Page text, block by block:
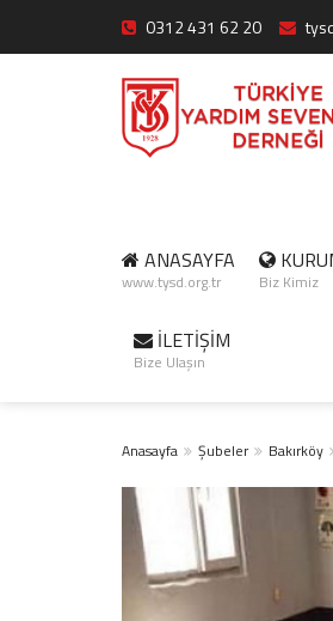
0312 431 62 20
ANASAYFA
www.tysd.org.tr Biz Kimiz
İLETİŞİM
Bize Ulaşın
Anasayfa Şubeler Bakırköy